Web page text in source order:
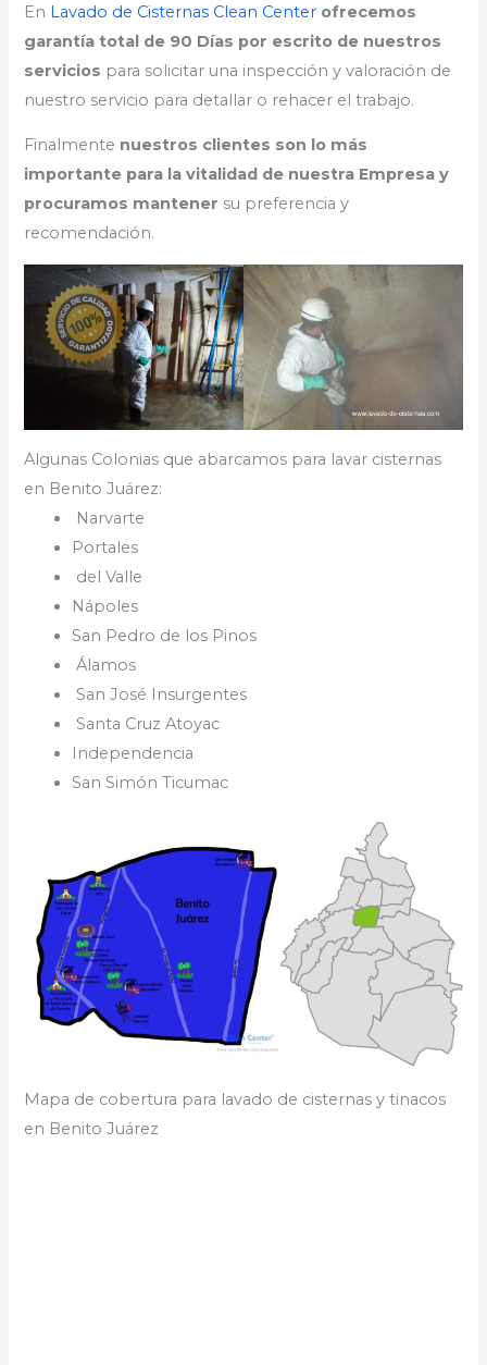
En Lavado de Cisternas Clean Center ofrecemos
garantía total de 90 Días por escrito de nuestros
servicios para solicitar una inspección y valoración de
nuestro servicio para detallar o rehacer el trabajo.
Finalmente nuestros clientes son lo más
importante para la vitalidad de nuestra Empresa y
procuramos mantener su preferencia y
recomendación.
Algunas Colonias que abarcamos para lavar cisternas
en Benito Juárez:
Narvarte
Portales
del Valle
Nápoles
San Pedro de los Pinos
Álamos
San José Insurgentes
Santa Cruz Atoyac
Independencia
San Simón Ticumac
Mapa de cobertura para lavado de cisternas y tinacos
en Benito Juárez